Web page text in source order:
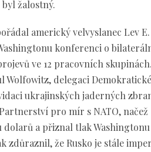
žalostný.
americký velvyslanec Lev
konferenci o
ve 12 pracovních
Wolfowitz, delegaci
ukrajinských jaderných
pro mír s NATO,
dolarů a přiznal tlak
zdůraznil, že Rusko je stále